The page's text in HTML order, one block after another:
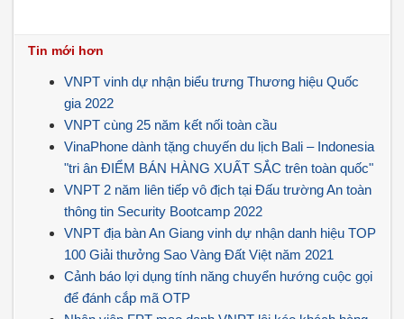
Tin mới hơn
VNPT vinh dự nhận biểu trưng Thương hiệu Quốc
gia 2022
VNPT cùng 25 năm kết nối toàn cầu
VinaPhone dành tặng chuyến du lịch Bali – Indonesia
"tri ân ĐIỂM BÁN HÀNG XUẤT SẮC trên toàn quốc"
VNPT 2 năm liên tiếp vô địch tại Đấu trường An toàn
thông tin Security Bootcamp 2022
VNPT địa bàn An Giang vinh dự nhận danh hiệu TOP
100 Giải thưởng Sao Vàng Đất Việt năm 2021
Cảnh báo lợi dụng tính năng chuyển hướng cuộc gọi
để đánh cắp mã OTP